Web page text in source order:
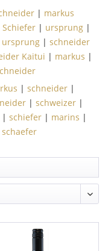
| markus
Schiefer| ursprung|
| schneider
Kaitui | markus |
| schneider|
| schweizer |
| schiefer | marins |
schaefer